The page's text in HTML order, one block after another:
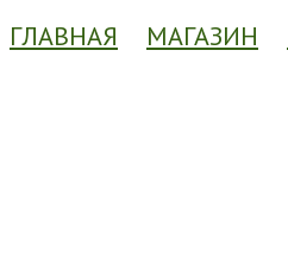
ГЛАВНАЯ
МАГАЗИН